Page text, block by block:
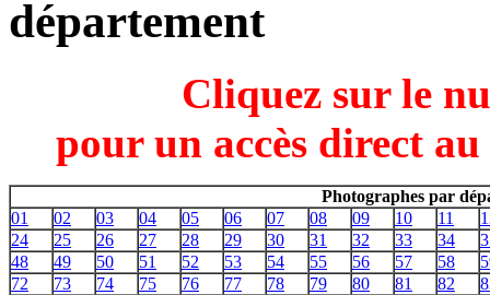
département
Cliquez sur le
pour un accès direct
Photographes par
01
02 03 04 05 06 07 08 09 10 11
24
25 26 27 28 29 30 31 32 33 34
48
49 50 51 52 53 54 55 56 57 58
72
73 74 75 76 77 78 79 80 81 82